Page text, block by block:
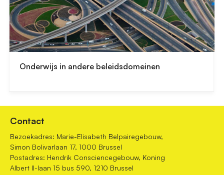
Onderwijs in andere beleidsdomeinen
Contact
Bezoekadres: Marie-Elisabeth Belpairegebouw,
Simon Bolivarlaan 17, 1000 Brussel
Postadres: Hendrik Consciencegebouw, Koning
Albert II-laan 15 bus 590, 1210 Brussel